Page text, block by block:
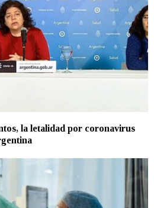
la letalidad por coronavirus